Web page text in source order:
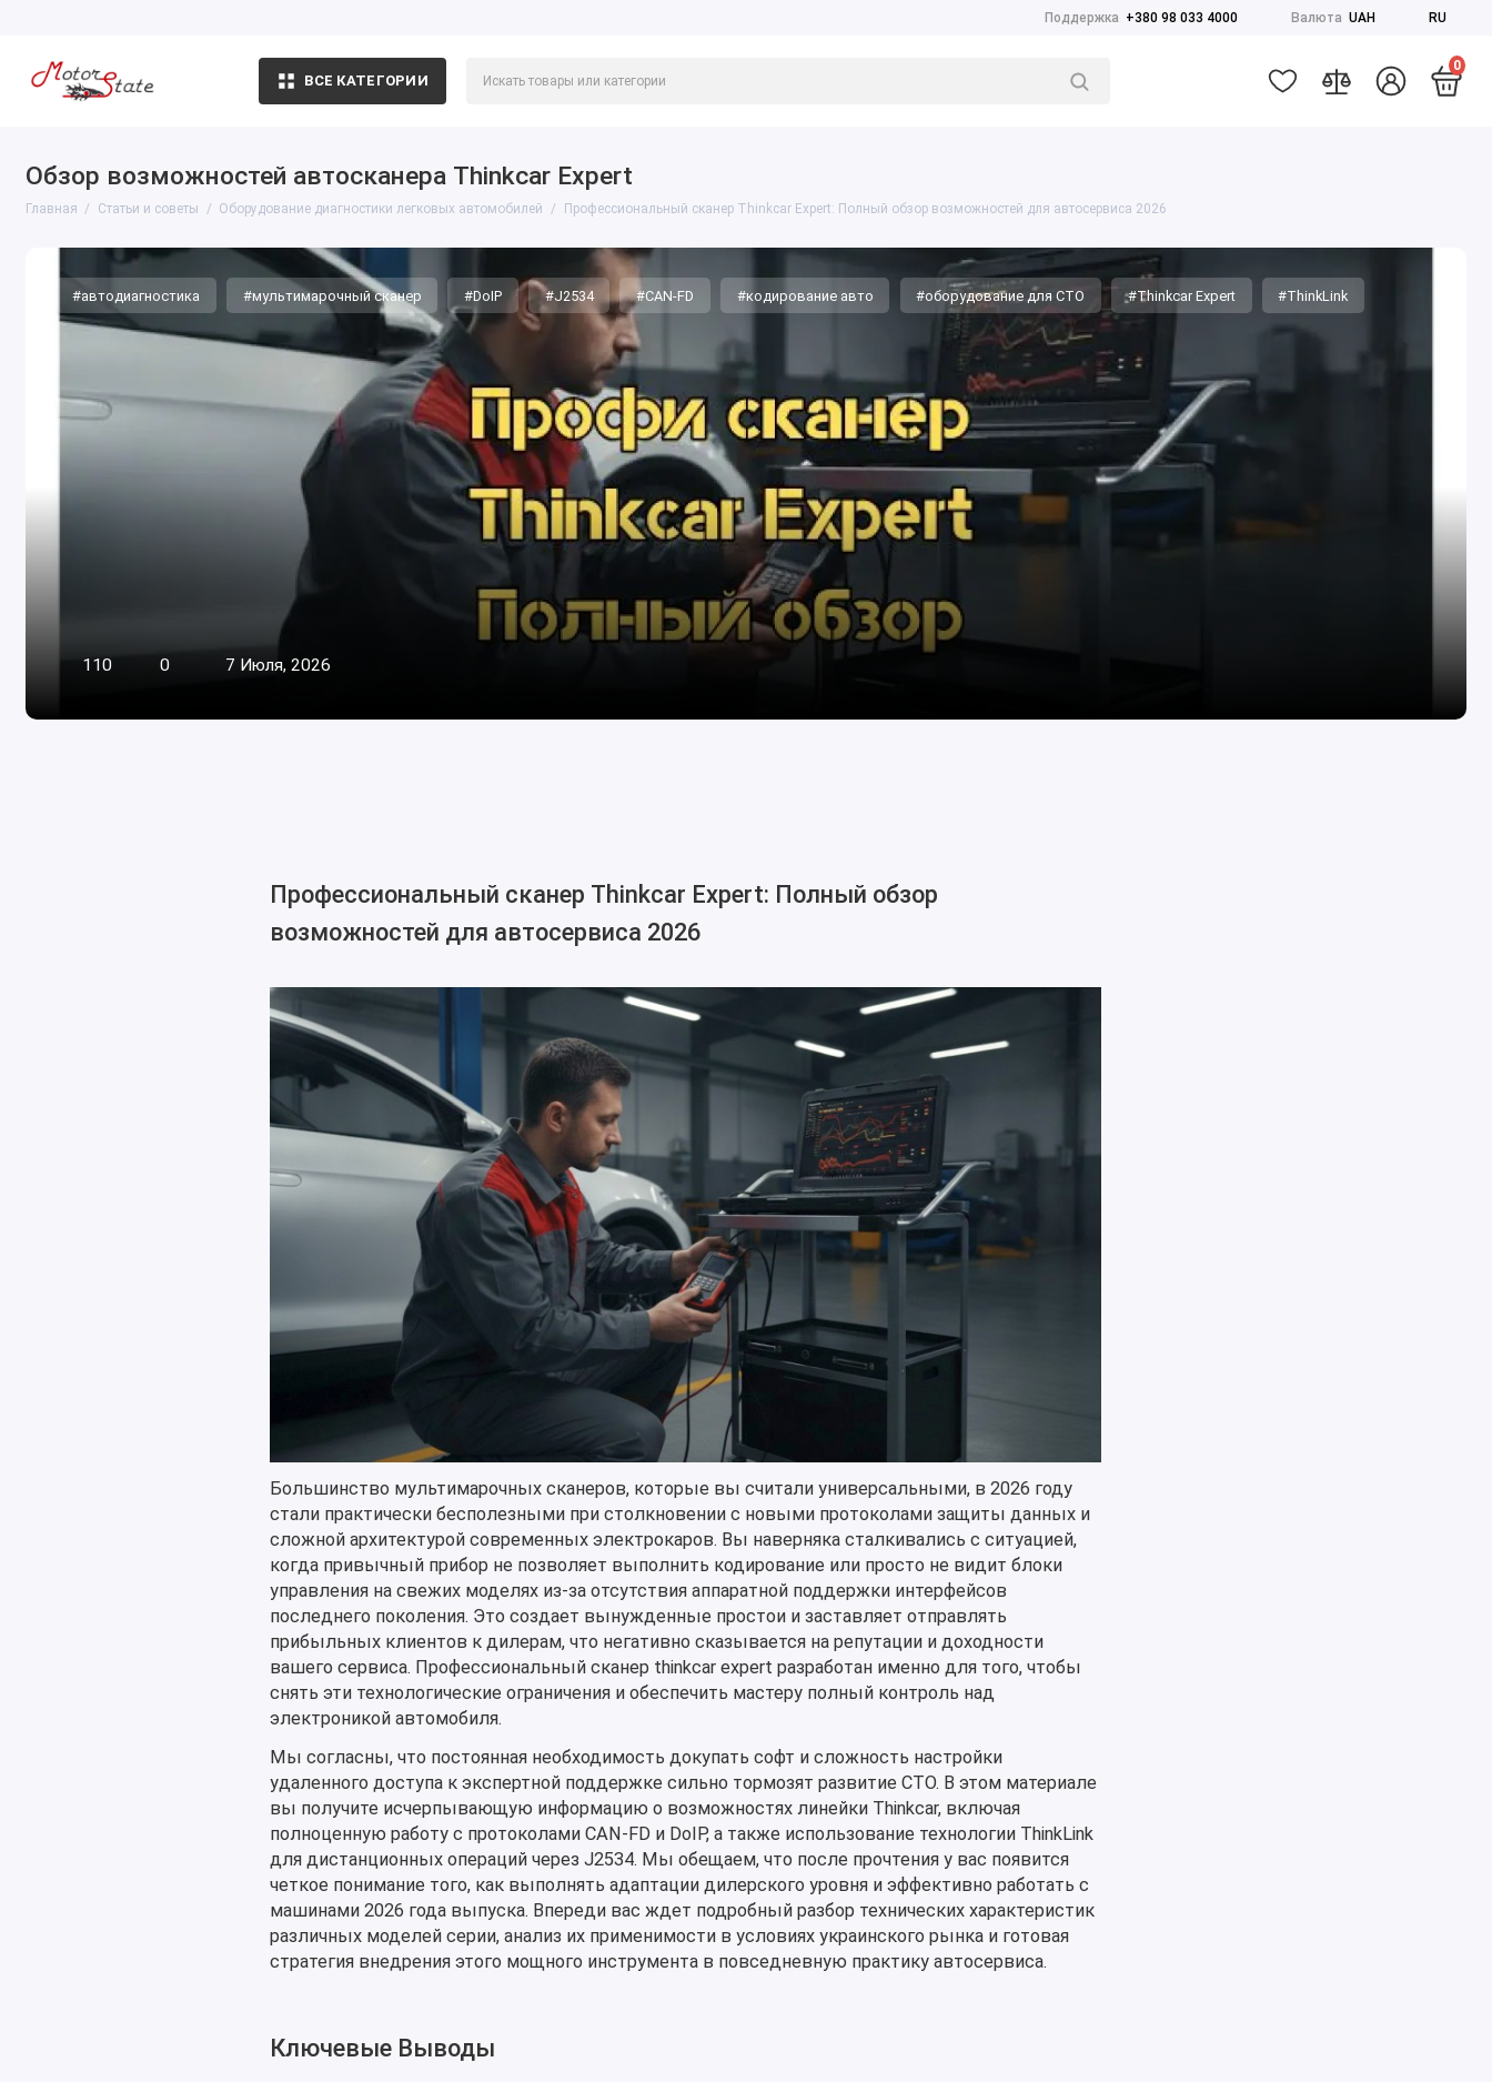
Поддержка +380 98 033 4000 Валюта UAH RU
ВСЕ КАТЕГОРИИ
0
Обзор возможностей автосканера Thinkcar Expert
Главная Статьи и советы Оборудование диагностики легковых автомобилей Профессиональный сканер Thinkcar Expert: Полный обзор возможностей для автосервиса 2026
#автодиагностика #мультимарочный сканер #DoIP #J2534 #CAN-FD #кодирование авто #оборудование для СТО #Thinkcar Expert #ThinkLink
110 0 7 Июля, 2026
Профессиональный сканер Thinkcar Expert: Полный обзор
возможностей для автосервиса 2026
Большинство мультимарочных сканеров, которые вы считали универсальными, в 2026 году
стали практически бесполезными при столкновении с новыми протоколами защиты данных и
сложной архитектурой современных электрокаров. Вы наверняка сталкивались с ситуацией,
когда привычный прибор не позволяет выполнить кодирование или просто не видит блоки
управления на свежих моделях из-за отсутствия аппаратной поддержки интерфейсов
последнего поколения. Это создает вынужденные простои и заставляет отправлять
прибыльных клиентов к дилерам, что негативно сказывается на репутации и доходности
вашего сервиса. Профессиональный сканер thinkcar expert разработан именно для того, чтобы
снять эти технологические ограничения и обеспечить мастеру полный контроль над
электроникой автомобиля.
Мы согласны, что постоянная необходимость докупать софт и сложность настройки
удаленного доступа к экспертной поддержке сильно тормозят развитие СТО. В этом материале
вы получите исчерпывающую информацию о возможностях линейки Thinkcar, включая
полноценную работу с протоколами CAN-FD и DoIP, а также использование технологии ThinkLink
для дистанционных операций через J2534. Мы обещаем, что после прочтения у вас появится
четкое понимание того, как выполнять адаптации дилерского уровня и эффективно работать с
машинами 2026 года выпуска. Впереди вас ждет подробный разбор технических характеристик
различных моделей серии, анализ их применимости в условиях украинского рынка и готовая
стратегия внедрения этого мощного инструмента в повседневную практику автосервиса.
Ключевые Выводы